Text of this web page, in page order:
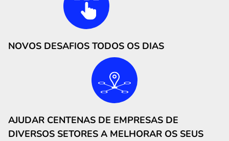
NOVOS DESAFIOS TODOS OS DIAS
AJUDAR CENTENAS DE EMPRESAS DE
DIVERSOS SETORES A MELHORAR OS SEUS